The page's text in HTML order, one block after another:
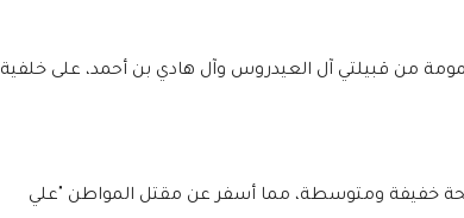
من قبيلتي آل العيدروس وآل هادي بن أحمد، على خلفية
خفيفة ومتوسطة، مما أسفر عن مقتل المواطن "علي